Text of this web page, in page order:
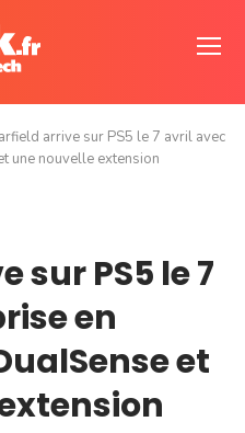
arrive sur PS5 le 7 avril avec
une nouvelle extension
sur PS5 le 7
en
et